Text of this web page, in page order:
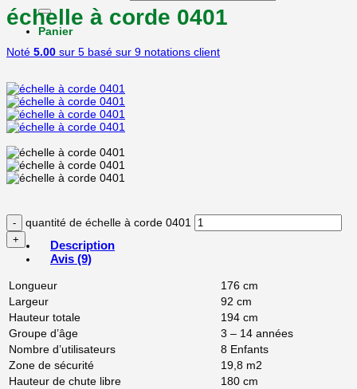
Panier
échelle à corde 0401
Noté 5.00 sur 5 basé sur 9 notations client
quantité de échelle à corde 0401
Description
Avis (9)
Longueur
176 cm
Largeur
92 cm
Hauteur totale
194 cm
Groupe d’âge
3 – 14 années
Nombre d’utilisateurs
8 Enfants
Zone de sécurité
19,8 m2
Hauteur de chute libre
180 cm